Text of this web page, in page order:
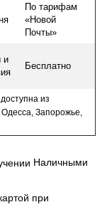
По тарифам
«Новой
Почты»
и
Бесплатно
из
Запорожье,
Наличными